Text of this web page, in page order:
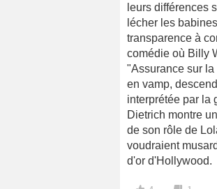
leurs différences
lécher les
transparence à
comédie où Billy
"Assurance sur la
en vamp,
interprétée par la
Dietrich montre
de son rôle de
voudraient
d'or d'Hollywood.